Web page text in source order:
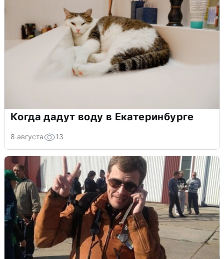
Когда дадут воду в Екатеринбурге
8 августа 13